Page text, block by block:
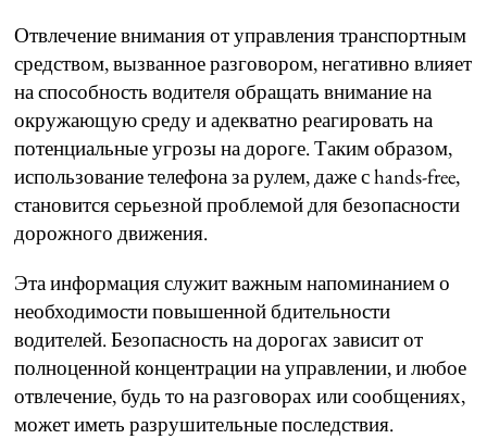
Отвлечение внимания от управления транспортным
средством, вызванное разговором, негативно влияет
на способность водителя обращать внимание на
окружающую среду и адекватно реагировать на
потенциальные угрозы на дороге. Таким образом,
использование телефона за рулем, даже с hands-free,
становится серьезной проблемой для безопасности
дорожного движения.
Эта информация служит важным напоминанием о
необходимости повышенной бдительности
водителей. Безопасность на дорогах зависит от
полноценной концентрации на управлении, и любое
отвлечение, будь то на разговорах или сообщениях,
может иметь разрушительные последствия.